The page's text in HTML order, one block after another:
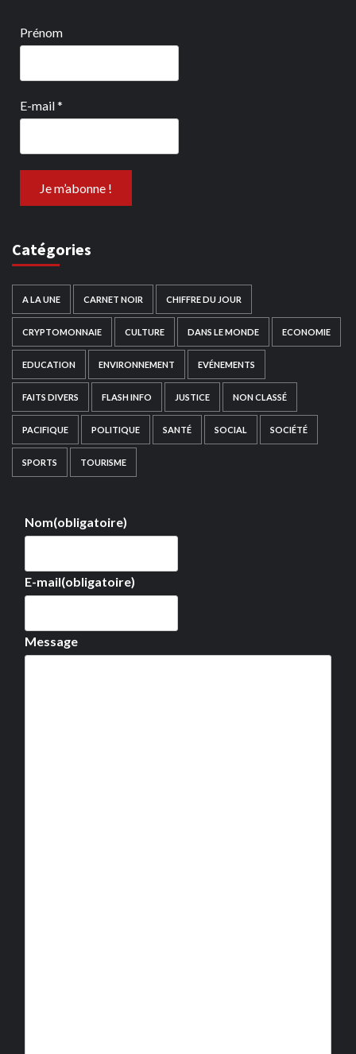
Prénom
E-mail*
Catégories
A LA UNE CARNET NOIR CHIFFRE DU JOUR
CRYPTOMONNAIE CULTURE DANS LE MONDE ECONOMIE
EDUCATION ENVIRONNEMENT EVÉNEMENTS
FAITS DIVERS FLASH INFO JUSTICE NON CLASSÉ
PACIFIQUE POLITIQUE SANTÉ SOCIAL SOCIÉTÉ
SPORTS TOURISME
Nom(obligatoire)
E-mail(obligatoire)
Message